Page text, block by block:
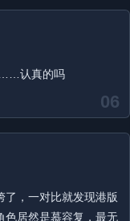
06
……认真的吗
了，一对比就发现港版
色居然是慕容复，最无